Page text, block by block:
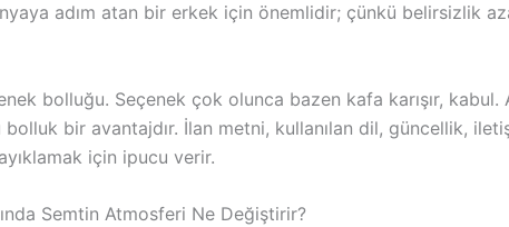
adım atan bir erkek için önemlidir; çünkü belirsizlik
bolluğu. Seçenek çok olunca bazen kafa karışır,
bir avantajdır. İlan metni, kullanılan dil, güncellik,
için ipucu verir.
Semtin Atmosferi Ne Değiştirir?